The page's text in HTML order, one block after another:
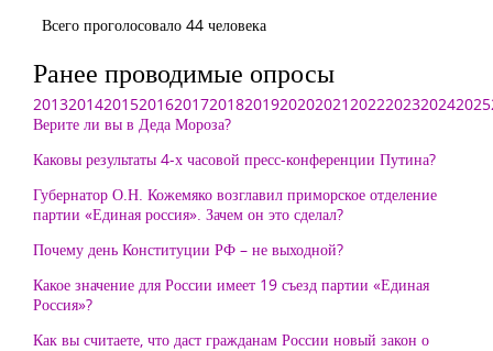
Всего проголосовало 44 человека
Ранее проводимые опросы
2013201420152016201720182019202020212022202320242025
Верите ли вы в Деда Мороза?
Каковы результаты 4-х часовой пресс-конференции Путина?
Губернатор О.Н. Кожемяко возглавил приморское отделение
партии «Единая россия». Зачем он это сделал?
Почему день Конституции РФ – не выходной?
Какое значение для России имеет 19 съезд партии «Единая
Россия»?
Как вы считаете, что даст гражданам России новый закон о